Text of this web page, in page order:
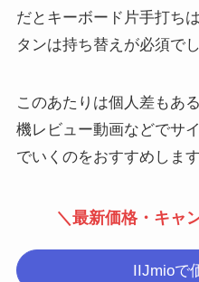
だとキーボード片手打ち
タンは持ち替えが必須でし
このあたりは個人差もあ
機レビュー動画などでサ
でいくのをおすすめします
＼最新価格・キャ
IIJmioで